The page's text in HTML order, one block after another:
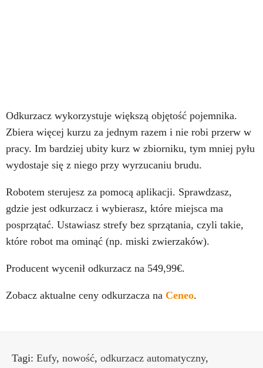
Odkurzacz wykorzystuje większą objętość pojemnika.
Zbiera więcej kurzu za jednym razem i nie robi przerw w
pracy. Im bardziej ubity kurz w zbiorniku, tym mniej pyłu
wydostaje się z niego przy wyrzucaniu brudu.
Robotem sterujesz za pomocą aplikacji. Sprawdzasz,
gdzie jest odkurzacz i wybierasz, które miejsca ma
posprzątać. Ustawiasz strefy bez sprzątania, czyli takie,
które robot ma ominąć (np. miski zwierzaków).
Producent wycenił odkurzacz na 549,99€.
Zobacz aktualne ceny odkurzacza na Ceneo.
Tagi: Eufy, nowość, odkurzacz automatyczny,